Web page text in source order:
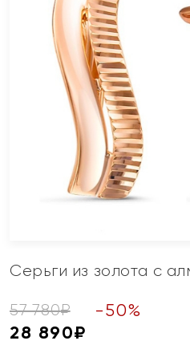
Серьги из золота с
57 780₽ -50%
28 890₽